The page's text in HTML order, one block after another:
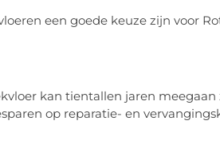
een goede keuze zijn voor
kan tientallen jaren
op reparatie- en